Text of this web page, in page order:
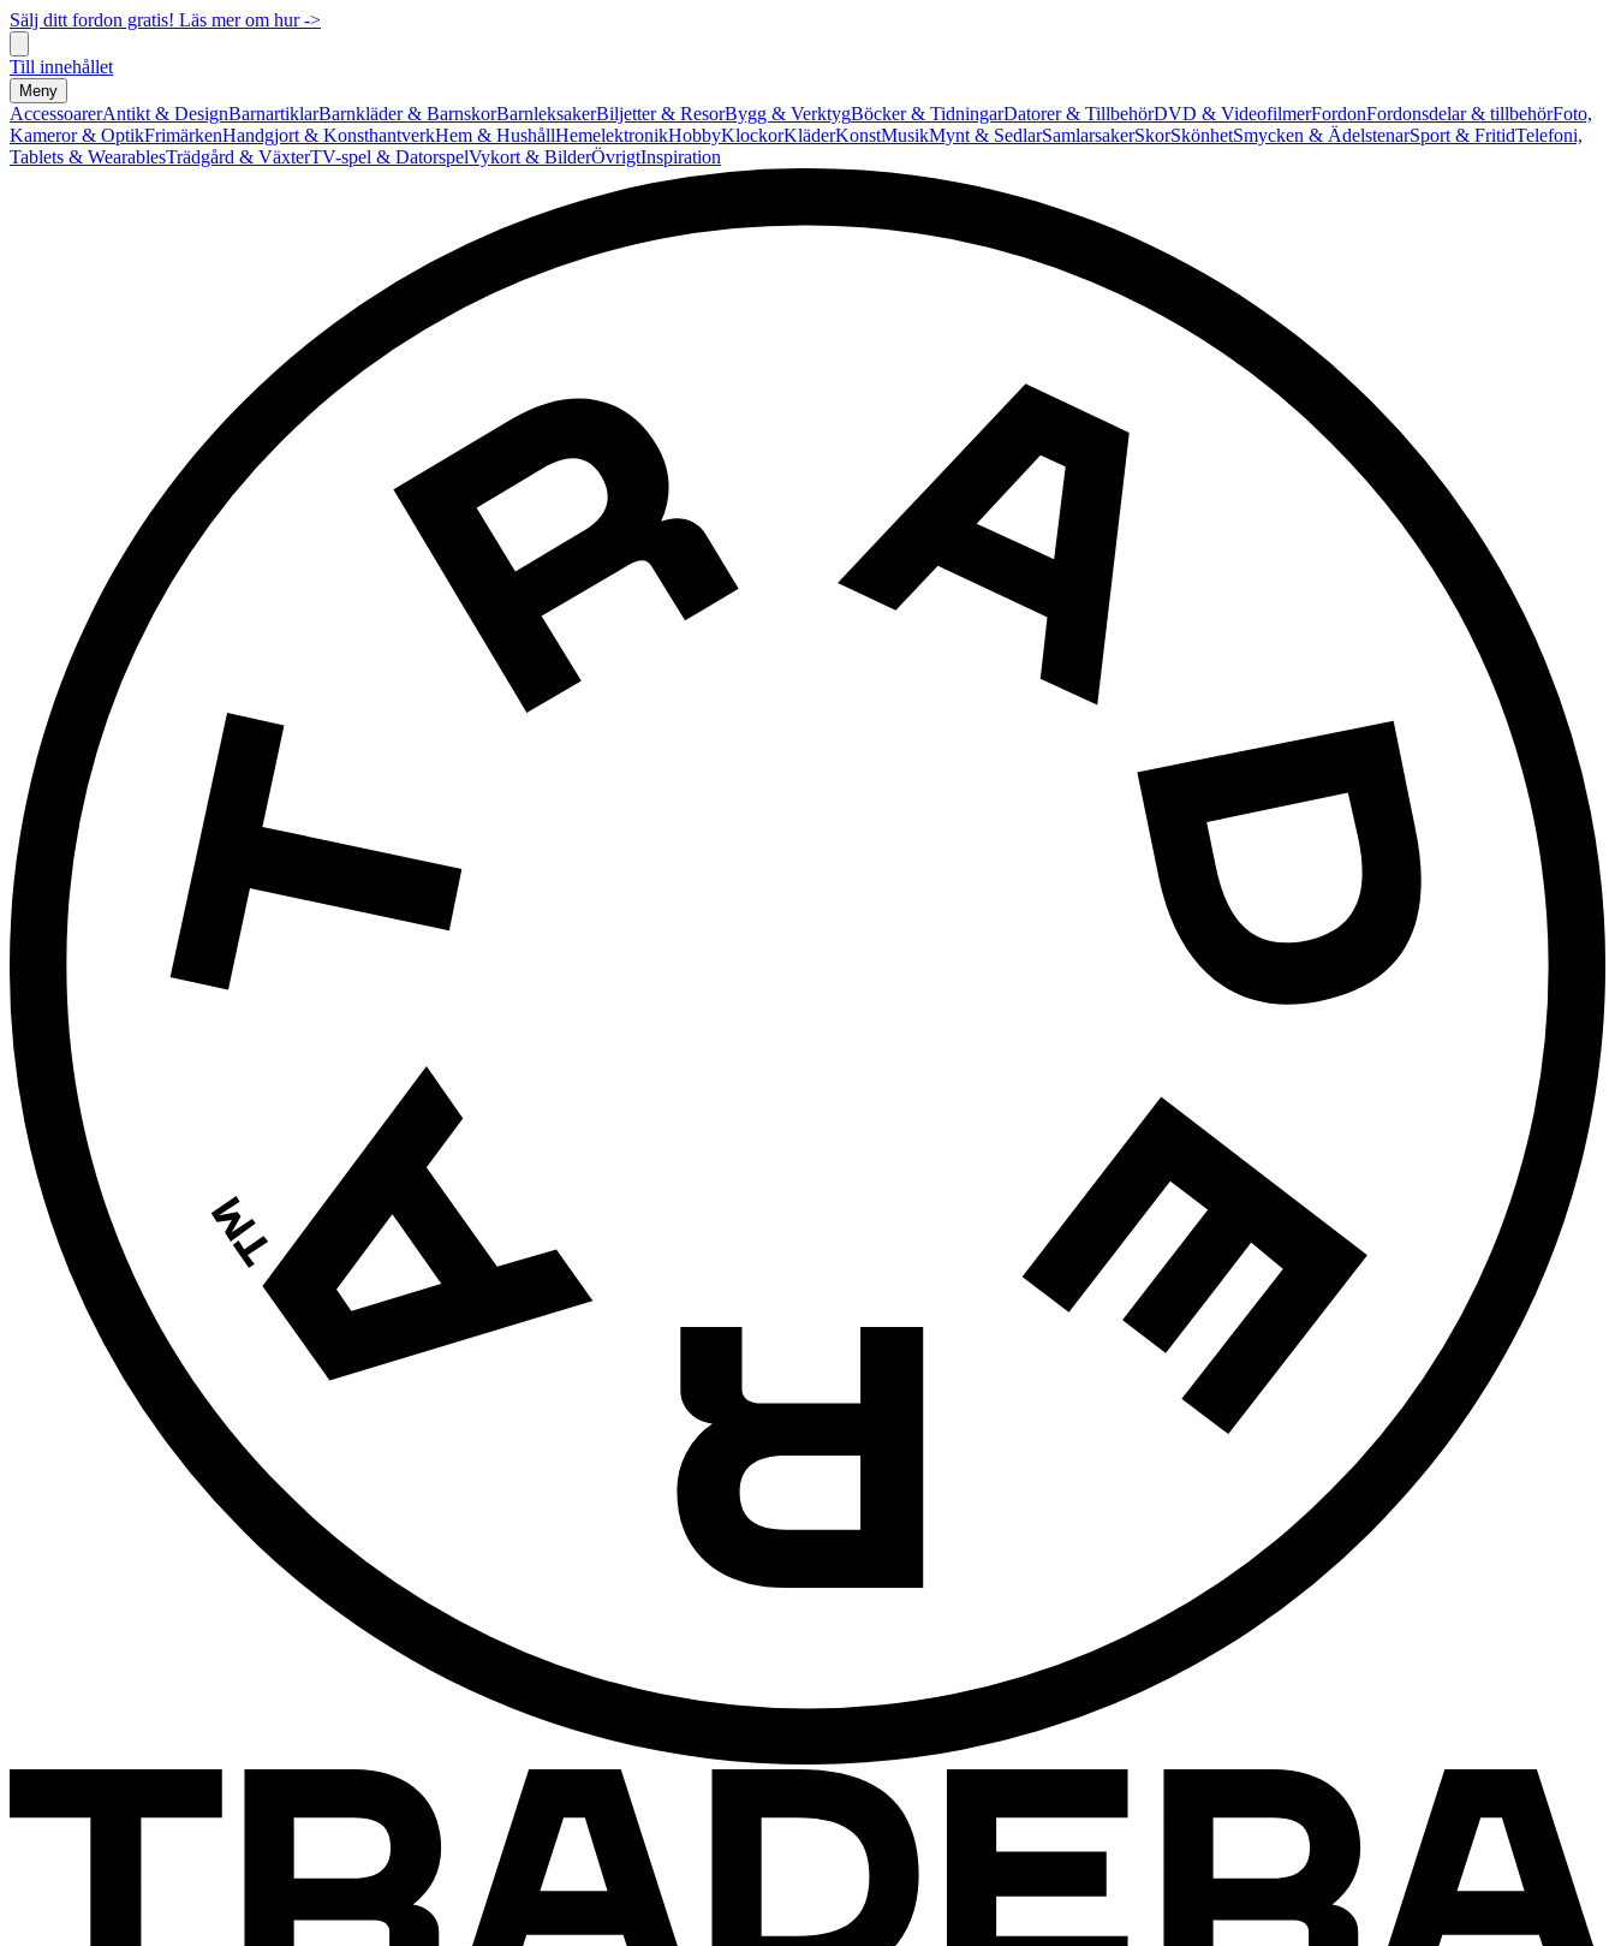
Sälj ditt fordon gratis! Läs mer om hur ->
Till innehållet
Meny
AccessoarerAntikt & DesignBarnartiklarBarnkläder & BarnskorBarnleksakerBiljetter & ResorBygg & VerktygBöcker & TidningarDatorer & TillbehörDVD & VideofilmerFordonFordonsdelar & tillbehörFoto,
Kameror & OptikFrimärkenHandgjort & KonsthantverkHem & HushållHemelektronikHobbyKlockorKläderKonstMusikMynt & SedlarSamlarsakerSkorSkönhetSmycken & ÄdelstenarSport & FritidTelefoni,
Tablets & WearablesTrädgård & VäxterTV-spel & DatorspelVykort & BilderÖvrigtInspiration